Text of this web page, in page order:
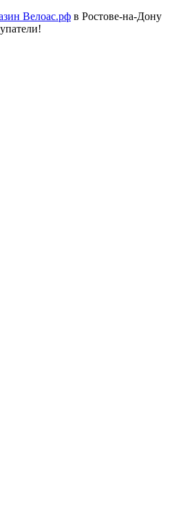
Велоас.рф в Ростове-на-Дону